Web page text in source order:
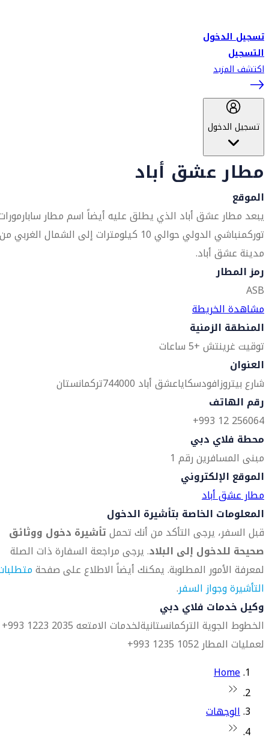
تسجيل الدخول
التسجيل
اكتشف المزيد
تسجيل الدخول
مطار عشق أباد
الموقع
يبعد مطار عشق أباد الذي يطلق عليه أيضاً اسم مطار
توركمنباشي الدولي حوالي 10 كيلومترات إلى الشمال الغربي من
مدينة عشق أباد.
رمز المطار
ASB
مشاهدة الخريطة
المنطقة الزمنية
توقيت غرينتش +5 ساعات
العنوان
شارع بيتروزافودسكاياعشق أباد 744000
تركمانستان
رقم الهاتف
256064 12 993+
محطة فلاي دبي
مبنى المسافرين رقم 1
الموقع الإلكتروني
مطار عشق أباد
المعلومات الخاصة بتأشيرة الدخول
قبل السفر، يرجى التأكد من أنك تحملتأشيرة دخول ووثائق
صحيحة للدخول إلى البلاد. يرجى مراجعة السفارة ذات الصلة
لمعرفة الأمور المطلوبة. يمكنك أيضاً الاطلاع على صفحة
التأشيرة وجواز السفر.
وكيل خدمات فلاي دبي
الخطوط الجوية التركمانستانيةلخدمات الامتعه 2035 1223 993+
لعمليات المطار 1052 1235 993+
Home
الوجهات